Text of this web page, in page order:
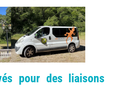
pour des liaisons